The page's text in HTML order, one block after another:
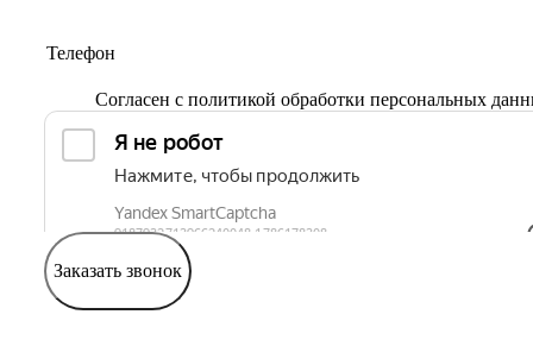
Согласен с политикой обработки персональных
Заказать звонок